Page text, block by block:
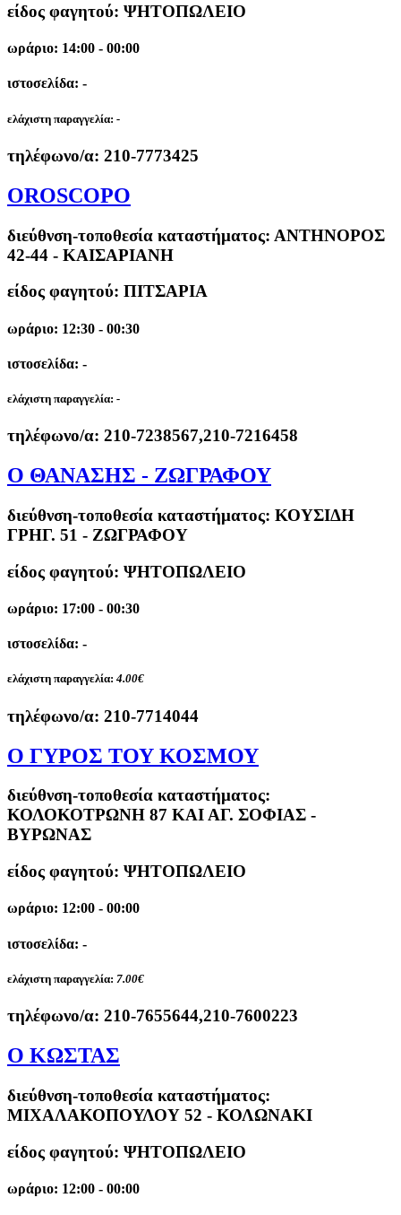
είδος φαγητού: ΨΗΤΟΠΩΛΕΙΟ
ωράριο: 14:00 - 00:00
ιστοσελίδα: -
ελάχιστη παραγγελία: -
τηλέφωνο/α: 210-7773425
OROSCOPO
διεύθνση-τοποθεσία καταστήματος: ΑΝΤΗΝΟΡΟΣ
42-44 - ΚΑΙΣΑΡΙΑΝΗ
είδος φαγητού: ΠΙΤΣΑΡΙΑ
ωράριο: 12:30 - 00:30
ιστοσελίδα: -
ελάχιστη παραγγελία: -
τηλέφωνο/α: 210-7238567,210-7216458
Ο ΘΑΝΑΣΗΣ - ΖΩΓΡΑΦΟΥ
διεύθνση-τοποθεσία καταστήματος: ΚΟΥΣΙΔΗ
ΓΡΗΓ. 51 - ΖΩΓΡΑΦΟΥ
είδος φαγητού: ΨΗΤΟΠΩΛΕΙΟ
ωράριο: 17:00 - 00:30
ιστοσελίδα: -
ελάχιστη παραγγελία: 4.00€
τηλέφωνο/α: 210-7714044
Ο ΓΥΡΟΣ ΤΟΥ ΚΟΣΜΟΥ
διεύθνση-τοποθεσία καταστήματος:
ΚΟΛΟΚΟΤΡΩΝΗ 87 ΚΑΙ ΑΓ. ΣΟΦΙΑΣ -
ΒΥΡΩΝΑΣ
είδος φαγητού: ΨΗΤΟΠΩΛΕΙΟ
ωράριο: 12:00 - 00:00
ιστοσελίδα: -
ελάχιστη παραγγελία: 7.00€
τηλέφωνο/α: 210-7655644,210-7600223
Ο ΚΩΣΤΑΣ
διεύθνση-τοποθεσία καταστήματος:
ΜΙΧΑΛΑΚΟΠΟΥΛΟΥ 52 - ΚΟΛΩΝΑΚΙ
είδος φαγητού: ΨΗΤΟΠΩΛΕΙΟ
ωράριο: 12:00 - 00:00